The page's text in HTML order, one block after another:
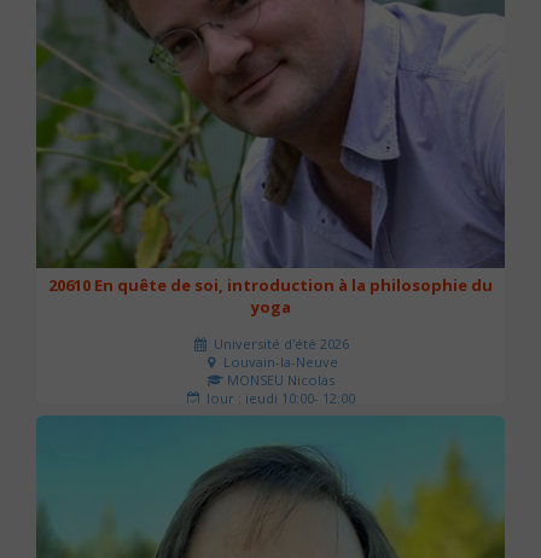
20610 En quête de soi, introduction à la philosophie du
yoga
Université d'été 2026
Louvain-la-Neuve
MONSEU Nicolas
Jour : jeudi 10:00- 12:00
Nombre de séances : 1